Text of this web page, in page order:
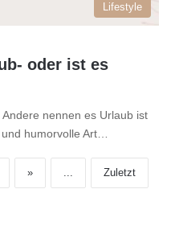
Lifestyle
oder ist es
nennen es Urlaub ist
humorvolle Art…
» ... Zuletzt